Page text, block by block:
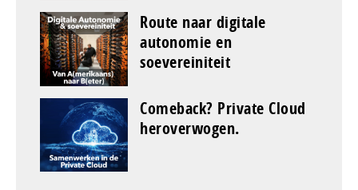
Route naar digitale
autonomie en
soevereiniteit
Comeback? Private Cloud
heroverwogen.